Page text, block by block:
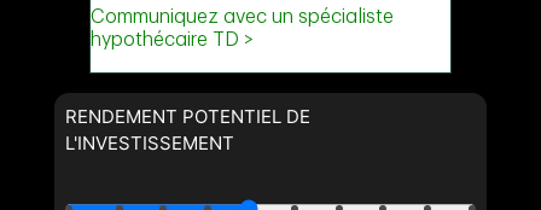
Message
RENDEMENT POTENTIEL DE
L'INVESTISSEMENT